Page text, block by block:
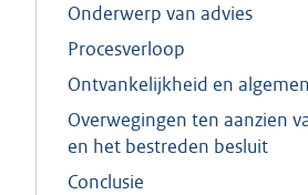
Onderwerp van advies
Procesverloop
Ontvankelijkheid en
Overwegingen ten aanzien
en het bestreden besluit
Conclusie